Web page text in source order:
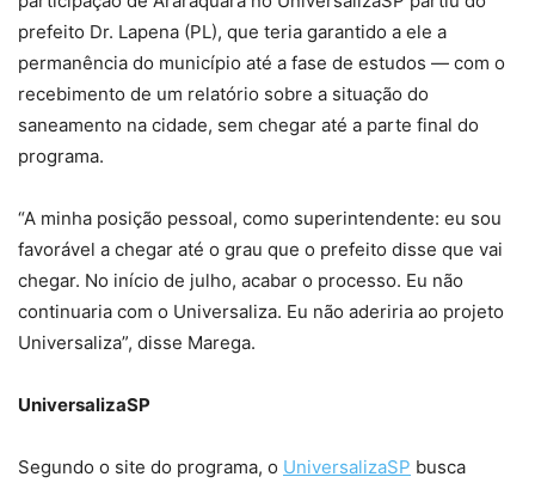
prefeito Dr. Lapena (PL), que teria garantido a ele a
permanência do município até a fase de estudos — com o
recebimento de um relatório sobre a situação do
saneamento na cidade, sem chegar até a parte final do
programa.
“A minha posição pessoal, como superintendente: eu sou
favorável a chegar até o grau que o prefeito disse que vai
chegar. No início de julho, acabar o processo. Eu não
continuaria com o Universaliza. Eu não aderiria ao projeto
Universaliza”, disse Marega.
UniversalizaSP
Segundo o site do programa, o UniversalizaSP busca